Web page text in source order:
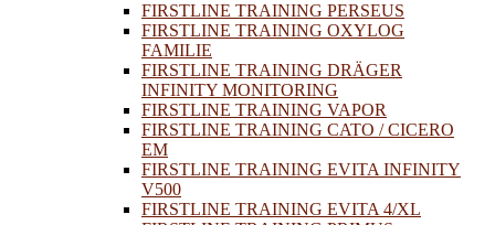
FIRSTLINE TRAINING PERSEUS
FIRSTLINE TRAINING OXYLOG
FAMILIE
FIRSTLINE TRAINING DRÄGER
INFINITY MONITORING
FIRSTLINE TRAINING VAPOR
FIRSTLINE TRAINING CATO / CICERO
EM
FIRSTLINE TRAINING EVITA INFINITY
V500
FIRSTLINE TRAINING EVITA 4/XL